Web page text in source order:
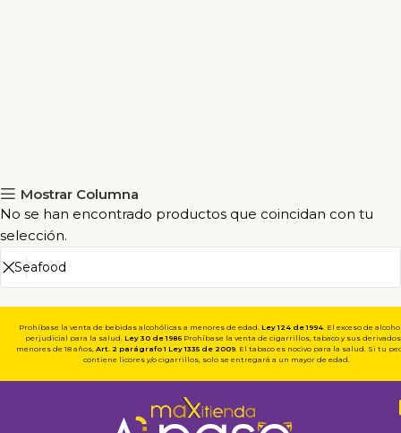
Mostrar Columna
No se han encontrado productos que coincidan con tu
selección.
Prohíbase la venta de bebidas alcohólicas a menores de edad.Ley 124 de 1994. El exceso de
perjudicial para la salud.Ley 30 de 1986 Prohíbase la venta de cigarrillos, tabaco y sus
menores de 18 años,Art. 2 parágrafo 1 Ley 1335 de 2009. El tabaco es nocivo para la salud. Si tu
contiene licores y/o cigarrillos, solo se entregará a un mayor de edad.